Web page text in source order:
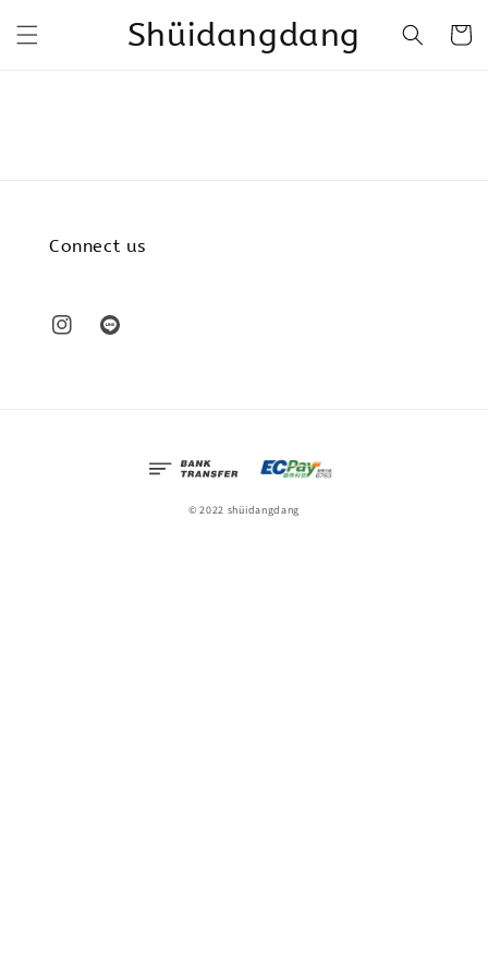
Shüidangdang
Connect us
© 2022 shüidangdang